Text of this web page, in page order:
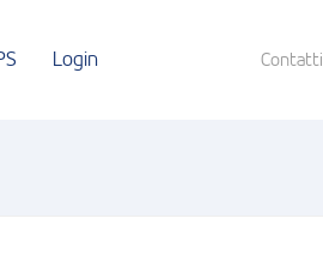
Login Contatti